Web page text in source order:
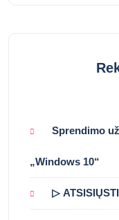
Sprendimo
„Windows 10“
▷